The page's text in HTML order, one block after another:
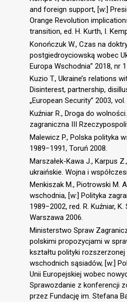
and foreign support, [w:]
Orange Revolution
transition, ed. H. Kurth, I.
Konończuk W., Czas na
postgiedroyciowską wobec
Europa Wschodnia” 2018, nr 1
Kuzio T., Ukraine’s relations
Disinterest, partnership,
„European Security” 2003,
Kuźniar R., Droga do
zagraniczna III
Malewicz P., Polska polityka
1989−1991, Toruń 2008.
Marszałek-Kawa J., Karpus
ukraińskie. Wojna i
Menkiszak M., Piotrowski M.
wschodnia, [w:] Polityka
1989−2002, red. R. Kuźniar,
Warszawa 2006.
Ministerstwo Spraw
polskimi propozycjami w
kształtu polityki rozszerzonej
wschodnich sąsiadów, [w:]
Unii Europejskiej wobec
Sprawozdanie z konferencji
przez Fundację im. Stefana